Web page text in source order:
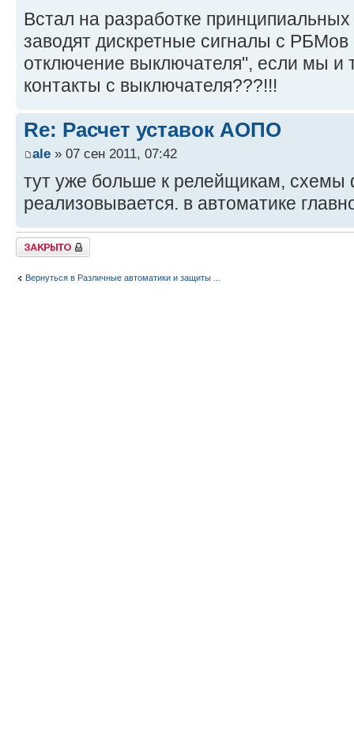
Встал на разработке
заводят дискретные сигналы с
отключение выключателя", если мы и
контакты с выключателя???!!!
Re: Расчет уставок АОПО
ale » 07 сен 2011, 07:42
тут уже больше к релейщикам, схемы
реализовывается. в автоматике
Закрыто
Вернуться в Различные автоматики и защиты ...